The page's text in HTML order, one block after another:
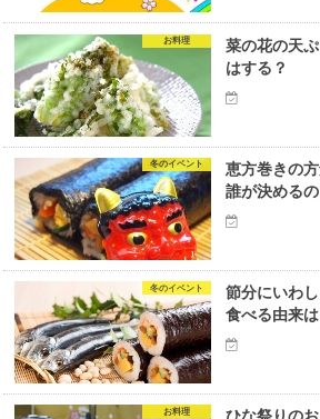
お料理
菜の花の天
はする？
冬のイベント
恵方巻きの
誰が決めるの
冬のイベント
節分にいわ
食べる由来は
お料理